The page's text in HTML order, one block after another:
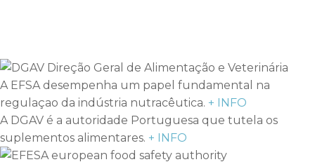
A EFSA desempenha um papel fundamental na
regulaçao da indústria nutracêutica. + INFO
A DGAV é a autoridade Portuguesa que tutela os
suplementos alimentares. + INFO